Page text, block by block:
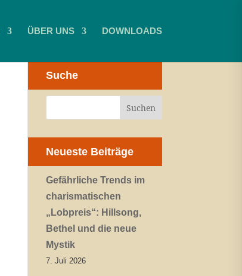
ÜBER UNS DOWNLOADS
Suche
Neueste Beiträge
Gefährliche Trends im
charismatischen
„Lobpreis“: Hillsong,
Bethel und die neue
Mystik
7. Juli 2026